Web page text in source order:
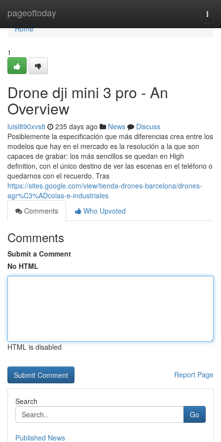
pageoftoday
Home
Home
1
Drone dji mini 3 pro - An
Overview
luisl890xvs8 235 days ago News
Discuss
Posiblemente la especificación que más diferencias crea entre los
modelos que hay en el mercado es la resolución a la que son
capaces de grabar: los más sencillos se quedan en High
definition, con el único destino de ver las escenas en el teléfono o
quedarnos con el recuerdo. Tras
https://sites.google.com/view/tienda-drones-barcelona/drones-
agr%C3%ADcolas-e-industriales
Comments
Who Upvoted
Comments
Submit a Comment
No HTML
HTML is disabled
Report Page
Search
Go
Published News